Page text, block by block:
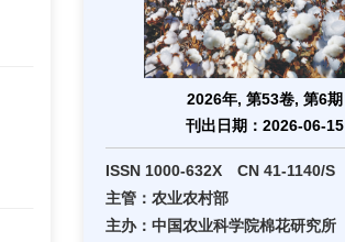
2026年, 第53卷, 第6期
刊出日期：2026-06-15
ISSN 1000-632X CN 41-1140/S
主管：农业农村部
主办：中国农业科学院棉花研究所